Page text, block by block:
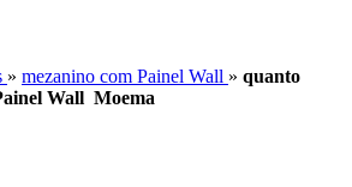
» mezanino com Painel Wall » quanto
Wall Moema